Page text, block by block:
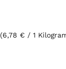
(6,78 € / 1